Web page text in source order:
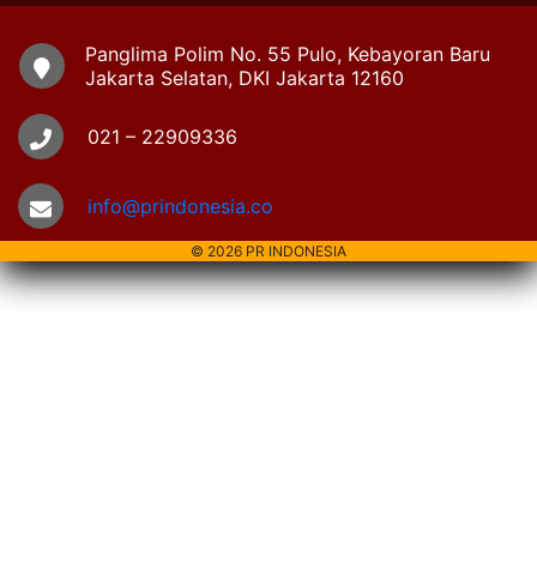
Panglima Polim No. 55 Pulo, Kebayoran Baru
Jakarta Selatan, DKI Jakarta 12160
021 – 22909336
info@prindonesia.co
© 2026 PR INDONESIA